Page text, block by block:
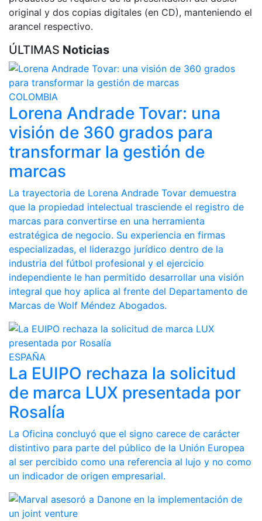
original y dos copias digitales (en CD), manteniendo el
arancel respectivo.
ÚLTIMAS Noticias
COLOMBIA
Lorena Andrade Tovar: una
visión de 360 grados para
transformar la gestión de
marcas
La trayectoria de Lorena Andrade Tovar demuestra
que la propiedad intelectual trasciende el registro de
marcas para convertirse en una herramienta
estratégica de negocio. Su experiencia en firmas
especializadas, el liderazgo jurídico dentro de la
industria del fútbol profesional y el ejercicio
independiente le han permitido desarrollar una visión
integral que hoy aplica al frente del Departamento de
Marcas de Wolf Méndez Abogados.
ESPAÑA
La EUIPO rechaza la solicitud
de marca LUX presentada por
Rosalía
La Oficina concluyó que el signo carece de carácter
distintivo para parte del público de la Unión Europea
al ser percibido como una referencia al lujo y no como
un indicador de origen empresarial.